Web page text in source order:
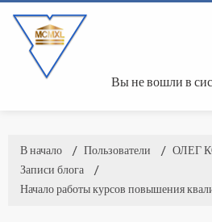
Вы не вошли в
В начало → Пользователи → ОЛЕГ
Записи блога
→
Начало работы курсов повышения